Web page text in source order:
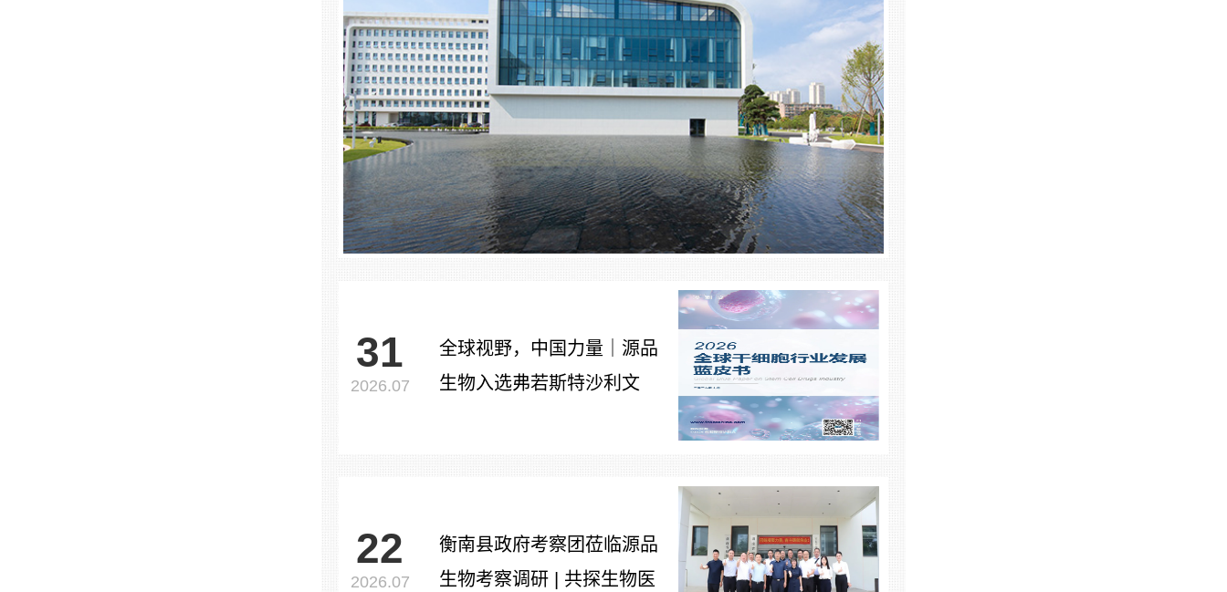
31
2026.07
全球视野，中国力量｜源品
生物入选弗若斯特沙利文
22
2026.07
衡南县政府考察团莅临源品
生物考察调研 | 共探生物医